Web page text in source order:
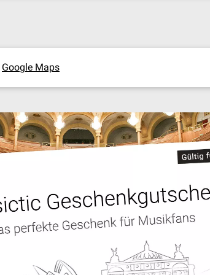
Google Maps